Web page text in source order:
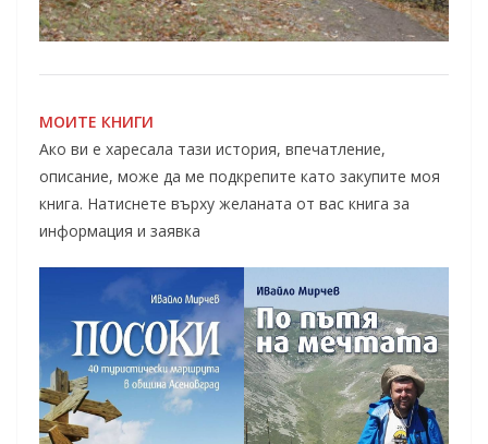
МОИТЕ КНИГИ
Ако ви е харесала тази история, впечатление,
описание, може да ме подкрепите като закупите моя
книга. Натиснете върху желаната от вас книга за
информация и заявка